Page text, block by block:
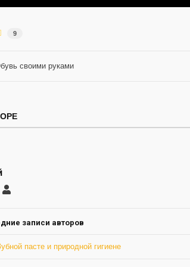
9
своими руками
Сергей
записи авторов
пасте и природной гигиене